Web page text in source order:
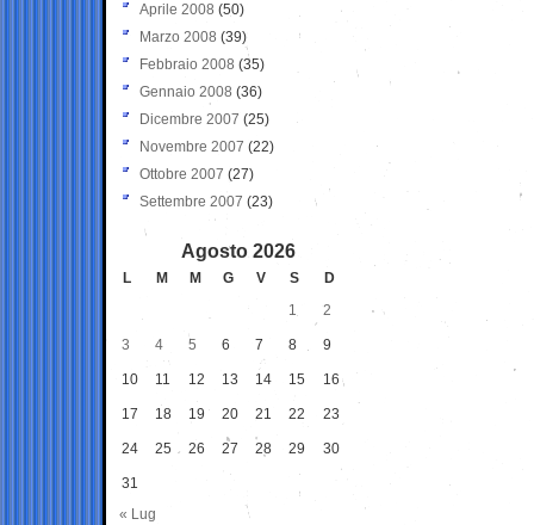
Aprile 2008 (50)
Marzo 2008 (39)
Febbraio 2008 (35)
Gennaio 2008 (36)
Dicembre 2007 (25)
Novembre 2007 (22)
Ottobre 2007 (27)
Settembre 2007 (23)
Agosto 2026
L M M G V S
D
1
2
3 4 5 6 7 8 9
10 11 12 13 14 15 16
17 18 19 20 21 22 23
24 25 26 27 28 29 30
31
« Lug